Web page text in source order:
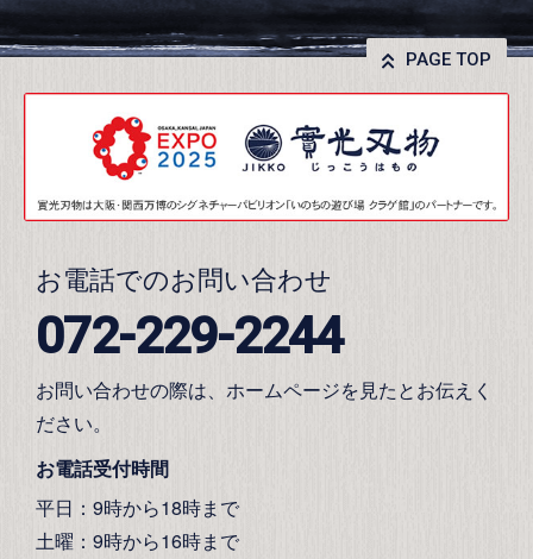
PAGE TOP
お電話でのお問い合わせ
072-229-2244
お問い合わせの際は、ホームページを見たとお伝えく
ださい。
お電話受付時間
平日：9時から18時まで
土曜：9時から16時まで